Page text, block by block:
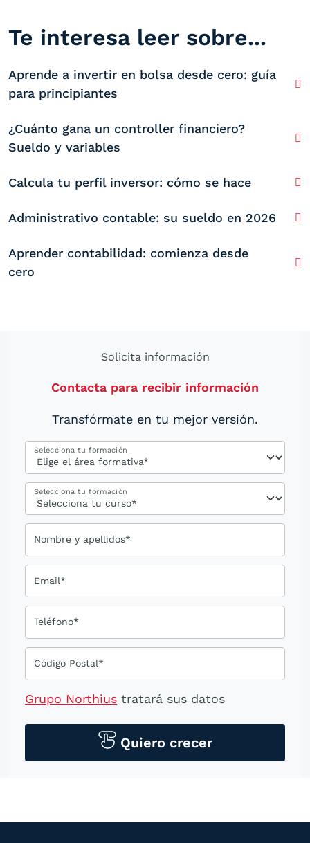
Te interesa leer sobre...
Aprende a invertir en bolsa desde cero: guía
para principiantes
¿Cuánto gana un controller financiero?
Sueldo y variables
Calcula tu perfil inversor: cómo se hace
Administrativo contable: su sueldo en 2026
Aprender contabilidad: comienza desde
cero
Solicita información
Contacta para recibir información
Transfórmate en tu mejor versión.
Selecciona tu formación
Selecciona tu formación
Nombre y apellidos*
Email*
Teléfono*
Código Postal*
Grupo Northius tratará sus datos
tecnológicos, incluso aplicaciones de
mensajería instantánea, con el fin de
otros directamente relacionados con el
Quiero crecer